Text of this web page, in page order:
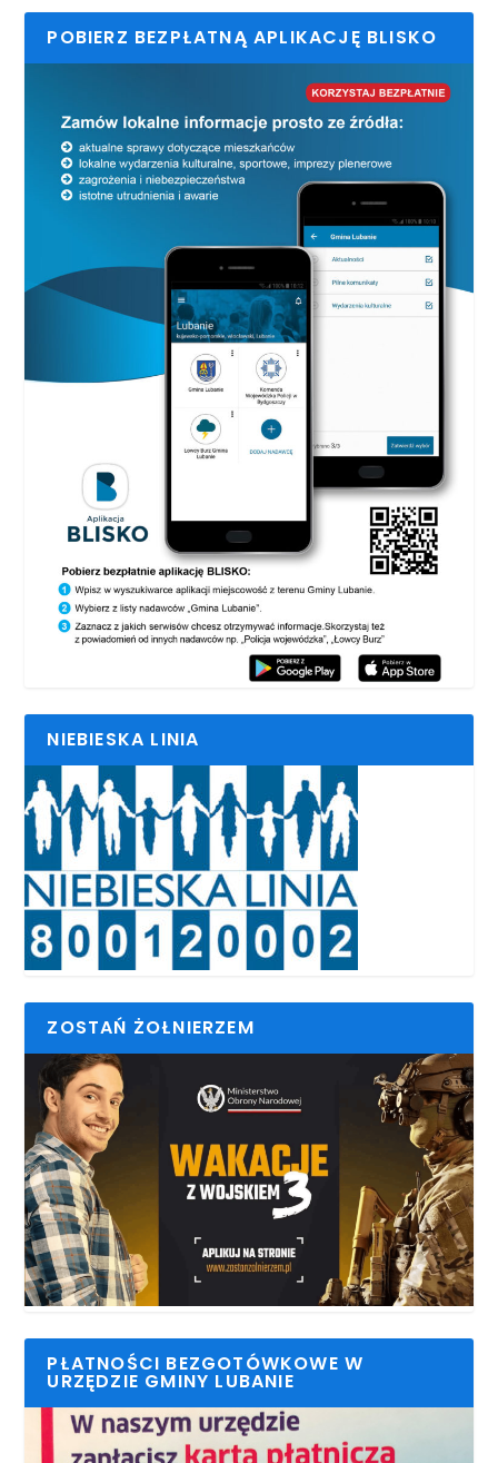
POBIERZ BEZPŁATNĄ APLIKACJĘ BLISKO
NIEBIESKA LINIA
ZOSTAŃ ŻOŁNIERZEM
PŁATNOŚCI BEZGOTÓWKOWE W
URZĘDZIE GMINY LUBANIE